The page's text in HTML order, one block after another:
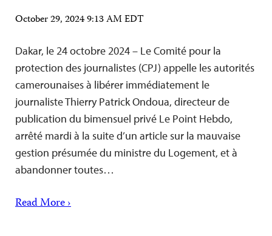
October 29, 2024 9:13 AM EDT
Dakar, le 24 octobre 2024 – Le Comité pour la
protection des journalistes (CPJ) appelle les autorités
camerounaises à libérer immédiatement le
journaliste Thierry Patrick Ondoua, directeur de
publication du bimensuel privé Le Point Hebdo,
arrêté mardi à la suite d’un article sur la mauvaise
gestion présumée du ministre du Logement, et à
abandonner toutes…
Read More ›